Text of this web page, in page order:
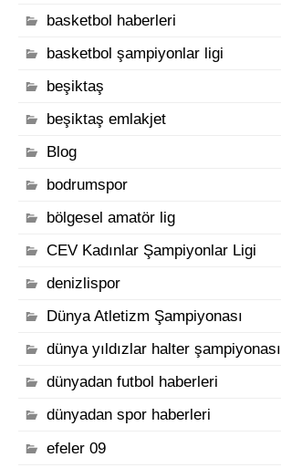
basketbol haberleri
basketbol şampiyonlar ligi
beşiktaş
beşiktaş emlakjet
Blog
bodrumspor
bölgesel amatör lig
CEV Kadınlar Şampiyonlar Ligi
denizlispor
Dünya Atletizm Şampiyonası
dünya yıldızlar halter şampiyonası
dünyadan futbol haberleri
dünyadan spor haberleri
efeler 09